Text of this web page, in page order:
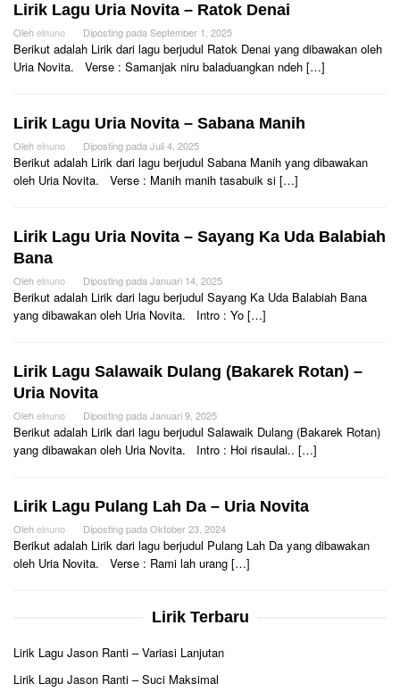
Lirik Lagu Uria Novita – Ratok Denai
Olehelnuno Diposting pada September 1, 2025
Berikut adalah Lirik dari lagu berjudul Ratok Denai yang dibawakan oleh
Uria Novita. Verse : Samanjak niru baladuangkan ndeh […]
Lirik Lagu Uria Novita – Sabana Manih
Olehelnuno Diposting pada Juli 4, 2025
Berikut adalah Lirik dari lagu berjudul Sabana Manih yang dibawakan
oleh Uria Novita. Verse : Manih manih tasabuik si […]
Lirik Lagu Uria Novita – Sayang Ka Uda Balabiah
Bana
Olehelnuno Diposting pada Januari 14, 2025
Berikut adalah Lirik dari lagu berjudul Sayang Ka Uda Balabiah Bana
yang dibawakan oleh Uria Novita. Intro : Yo […]
Lirik Lagu Salawaik Dulang (Bakarek Rotan) –
Uria Novita
Olehelnuno Diposting pada Januari 9, 2025
Berikut adalah Lirik dari lagu berjudul Salawaik Dulang (Bakarek Rotan)
yang dibawakan oleh Uria Novita. Intro : Hoi risaulai.. […]
Lirik Lagu Pulang Lah Da – Uria Novita
Olehelnuno Diposting pada Oktober 23, 2024
Berikut adalah Lirik dari lagu berjudul Pulang Lah Da yang dibawakan
oleh Uria Novita. Verse : Rami lah urang […]
Lirik Terbaru
Lirik Lagu Jason Ranti – Variasi Lanjutan
Lirik Lagu Jason Ranti – Suci Maksimal